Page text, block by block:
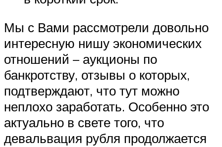
Мы с Вами рассмотрели довольно
интересную нишу экономических
отношений – аукционы по
банкротству, отзывы о которых,
подтверждают, что тут можно
неплохо заработать. Особенно это
актуально в свете того, что
девальвация рубля продолжается